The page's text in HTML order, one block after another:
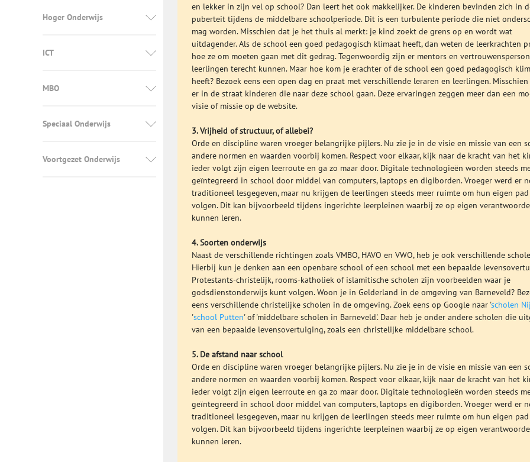
Hoger Onderwijs
ICT
MBO
Speciaal Onderwijs
Voortgezet Onderwijs
en lekker in zijn vel op school? Dan leert het ook makkelijker. De kinderen bevinden zich in
puberteit tijdens de middelbare schoolperiode. Dit is een turbulente periode die niet
mag worden. Misschien dat je het thuis al merkt: je kind zoekt de grens op en wordt wat
uitdagender. Als de school een goed pedagogisch klimaat heeft, dan weten de leerkrachten
hoe ze om moeten gaan met dit gedrag. Tegenwoordig zijn er mentors en
leerlingen terecht kunnen. Maar hoe kom je erachter of de school een goed pedagogisch
heeft? Bezoek eens een open dag en praat met verschillende leraren en leerlingen.
er in de straat kinderen die naar deze school gaan. Deze ervaringen zeggen meer dan een
visie of missie op de website.
3. Vrijheid of structuur, of allebei?
Orde en discipline waren vroeger belangrijke pijlers. Nu zie je in de visie en missie van een
andere normen en waarden voorbij komen. Respect voor elkaar, kijk naar de kracht van het
ieder volgt zijn eigen leerroute en ga zo maar door. Digitale technologieën worden steeds
geïntegreerd in school door middel van computers, laptops en digiborden. Vroeger werd er
traditioneel lesgegeven, maar nu krijgen de leerlingen steeds meer ruimte om hun eigen
volgen. Dit kan bijvoorbeeld tijdens ingerichte leerpleinen waarbij ze op eigen
kunnen leren.
4. Soorten onderwijs
Naast de verschillende richtingen zoals VMBO, HAVO en VWO, heb je ook verschillende
Hierbij kun je denken aan een openbare school of een school met een bepaalde
Protestants-christelijk, rooms-katholiek of islamitische scholen zijn voorbeelden waar je
godsdienstonderwijs kunt volgen. Woon je in Gelderland in de omgeving van Barneveld?
eens verschillende christelijke scholen in de omgeving. Zoek eens op Google naar 'scholen
'school Putten' of 'middelbare scholen in Barneveld'. Daar heb je onder andere scholen die
van een bepaalde levensovertuiging, zoals een christelijke middelbare school.
5. De afstand naar school
Orde en discipline waren vroeger belangrijke pijlers. Nu zie je in de visie en missie van een
andere normen en waarden voorbij komen. Respect voor elkaar, kijk naar de kracht van het
ieder volgt zijn eigen leerroute en ga zo maar door. Digitale technologieën worden steeds
geïntegreerd in school door middel van computers, laptops en digiborden. Vroeger werd er
traditioneel lesgegeven, maar nu krijgen de leerlingen steeds meer ruimte om hun eigen
volgen. Dit kan bijvoorbeeld tijdens ingerichte leerpleinen waarbij ze op eigen
kunnen leren.